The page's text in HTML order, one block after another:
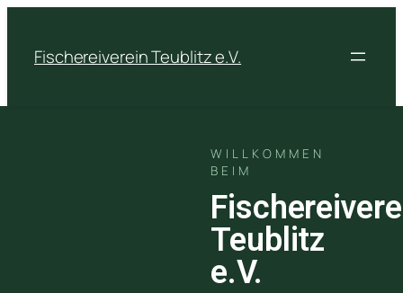
Fischereiverein Teublitz e.V.
WILLKOMMEN
BEIM
Teublitz
e.V.